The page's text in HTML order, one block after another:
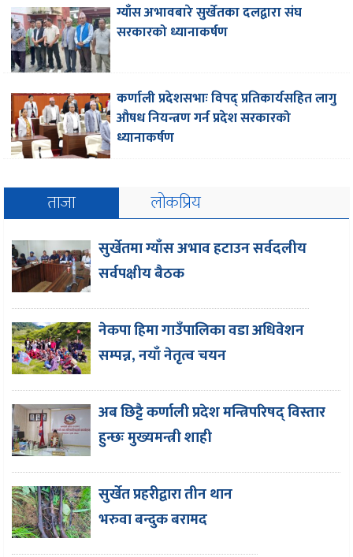
ग्याँस अभावबारे सुर्खेतका दलद्वारा संघ
सरकारको ध्यानाकर्षण
कर्णाली प्रदेशसभाः विपद् प्रतिकार्यसहित लागु
औषध नियन्त्रण गर्न प्रदेश सरकारको
ध्यानाकर्षण
ताजा लोकप्रिय
सुर्खेतमा ग्याँस अभाव हटाउन सर्वदलीय
सर्वपक्षीय बैठक
नेकपा हिमा गाउँपालिका वडा अधिवेशन
सम्पन्न, नयाँ नेतृत्व चयन
अब छिट्टै कर्णाली प्रदेश मन्त्रिपरिषद् विस्तार
हुन्छः मुख्यमन्त्री शाही
सुर्खेत प्रहरीद्वारा तीन थान
भरुवा बन्दुक बरामद